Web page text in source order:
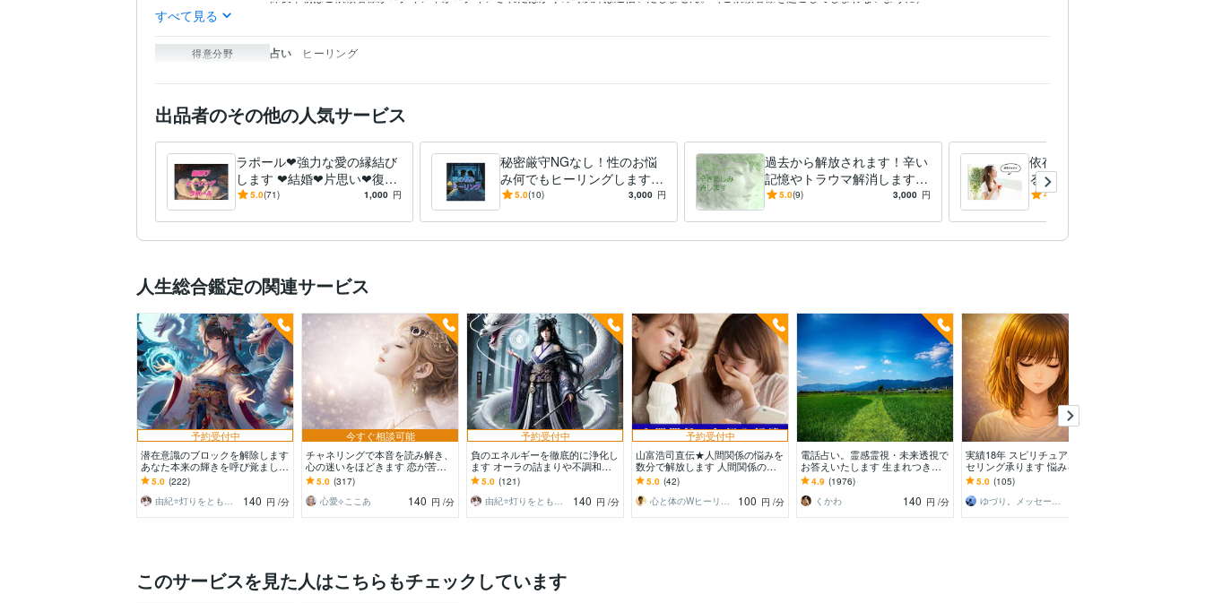
すべて見る
得意分野 占い ヒーリング
出品者のその他の人気サービス
ラポール❤強力な愛の縁結び
します ❤結婚❤片思い❤復縁
❤三角関係❤不倫
5.0(71) 1,000 円
秘密厳守NGなし！性のお悩
み何でもヒーリングします
性体験／性生活／フェチ／ト
5.0(10) 3,000 円
過去から解放されます！辛い
記憶やトラウマ解消します
別れ／ 失恋／虐待／いじめ
5.0(9) 3,000 円
依存克服！脱中毒！人生変わ
る！禁欲ヒーリングします
ダイエット/グルテンフリー/
4.7
人生総合鑑定の関連サービス
予約受付中
潜在意識のブロックを解除します
あなた本来の輝きを呼び覚まし、
人生を軽やかに動かします。
5.0 (222)
由紀⭐灯りをともす癒し陰陽師
140 円 /分
今すぐ相談可能
チャネリングで本音を読み解き、
心の迷いをほどきます 恋が苦し
くなる原因を探り、どう進めばい
いかをお伝えします
5.0 (317)
心愛⟡ここあ
140 円 /分
予約受付中
負のエネルギーを徹底的に浄化し
ます オーラの詰まりや不調和を
浄化 占い師さんにも好評の浄化
です
5.0 (121)
由紀⭐灯りをともす癒し陰陽師
140 円 /分
予約受付中
山富浩司直伝★人間関係の悩みを
数分で解放します 人間関係のあ
らゆる悩みを即解放し、心地よい
関係性をサポート
5.0 (42)
心と体のWヒーリングサロン しぜんたい
100 円 /分
電話占い。霊感霊視・未来透視で
お答えいたします 生まれつきの
霊感霊視で視えたままのメッセー
ジをお伝えします。
4.9 (1976)
くかわ
140 円 /分
実績18年 スピリチュアルカウン
セリング承ります 悩みを霊視リ
ーディング|守護からのメッセー
ジをお伝えします
5.0 (105)
ゆづり。メッセージの通訳者
このサービスを見た人はこちらもチェックしています